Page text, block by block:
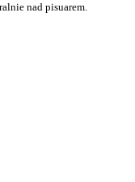
nad pisuarem.